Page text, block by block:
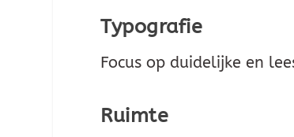
Typografie
Focus op duidelijke en
Ruimte